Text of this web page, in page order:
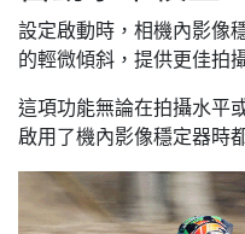
設定啟動時，相機內影像
的輕微傾斜，提供更佳拍
這項功能無論在拍攝水平
啟用了機內影像穩定器時